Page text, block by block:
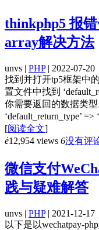
thinkphp5 报
array解决方法
unvs | PHP| 2022-07-20
找到并打开tp5框架中
置文件中找到
你需要返回的数据类
‘default_return_type’ =>
[阅读全文]
ė12,954 views 6没有评
微信支付
践与疑难解答
unvs | PHP| 2021-12-17
以下是以wechatpay-